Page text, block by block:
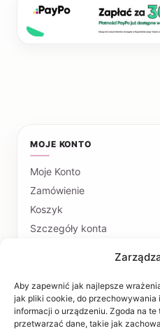
Aby zapewnić jak najlepsze
jak pliki cookie, do
informacji o urządzeniu. Zgoda na
przetwarzać dane, takie jak
MOJE KONTO
Moje Konto
Zamówienie
Koszyk
Szczegóły konta
PŁATNOŚCI I DOSTAWA
Formy płatności
Czas realizacji i koszty